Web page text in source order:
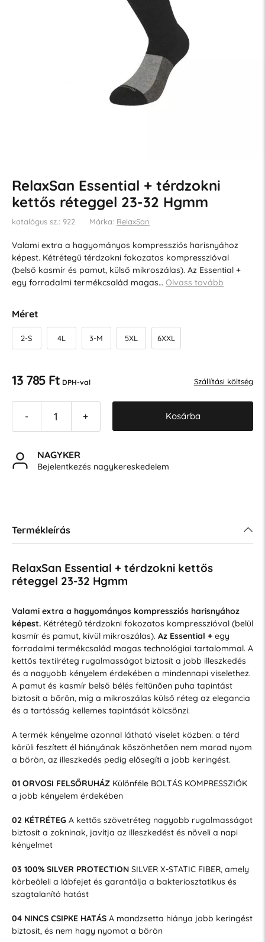
RelaxSan Essential + térdzokni
kettős réteggel 23-32 Hgmm
katalógus sz.: 922 Márka: RelaxSan
Valami extra a hagyományos kompressziós harisnyához
képest. Kétrétegű térdzokni fokozatos kompresszióval
(belső kasmír és pamut, külső mikroszálas). Az Essential +
egy forradalmi termékcsalád magas… Olvass tovább
Méret
2-S 4L 3-M 5XL 6XXL
13 785 Ft DPH-val Szállítási költség
- + Kosárba
NAGYKER
Bejelentkezés nagykereskedelem
Termékleírás
RelaxSan Essential + térdzokni kettős
réteggel 23-32 Hgmm
Valami extra a hagyományos kompressziós harisnyához
képest.Kétrétegű térdzokni fokozatos kompresszióval (belül
kasmír és pamut, kívül mikroszálas). Az Essential +egy
forradalmi termékcsalád magas technológiai tartalommal. A
kettős textilréteg rugalmasságot biztosít a jobb illeszkedés
és a nagyobb kényelem érdekében a mindennapi viselethez.
A pamut és kasmír belső bélés feltűnően puha tapintást
biztosít a bőrön, míg a mikroszálas külső réteg az elegancia
és a tartósság kellemes tapintását kölcsönzi.
A termék kényelme azonnal látható viselet közben: a térd
körüli feszített él hiányának köszönhetően nem marad nyom
a bőrön, az illeszkedés pedig elősegíti a jobb keringést.
01 ORVOSI FELSŐRUHÁZKülönféle BOLTÁS KOMPRESSZIÓK
a jobb kényelem érdekében
02 KÉTRÉTEGA kettős szövetréteg nagyobb rugalmasságot
biztosít a zokninak, javítja az illeszkedést és növeli a napi
kényelmet
03 100% SILVER PROTECTIONSILVER X-STATIC FIBER, amely
körbeöleli a lábfejet és garantálja a bakteriosztatikus és
szagtalanító hatást
04 NINCS CSIPKE HATÁSA mandzsetta hiánya jobb keringést
biztosít, és nem hagy nyomot a bőrön